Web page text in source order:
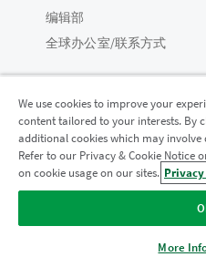
编辑部
全球办公室/联系方式
法律协议 产品条款
Do
We use cookies to improve your
content tailored to your interests. By
additional cookies which may
Refer to our Privacy & Cookie Notice
on cookie usage on our sites.
More